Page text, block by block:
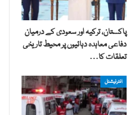
پاکستان، ترکیہ اور سعودی کے درمیان
دفاعی معاہدہ دہائیوں پر محیط تاریخی
تعلقات کا…
انٹرنیشنل